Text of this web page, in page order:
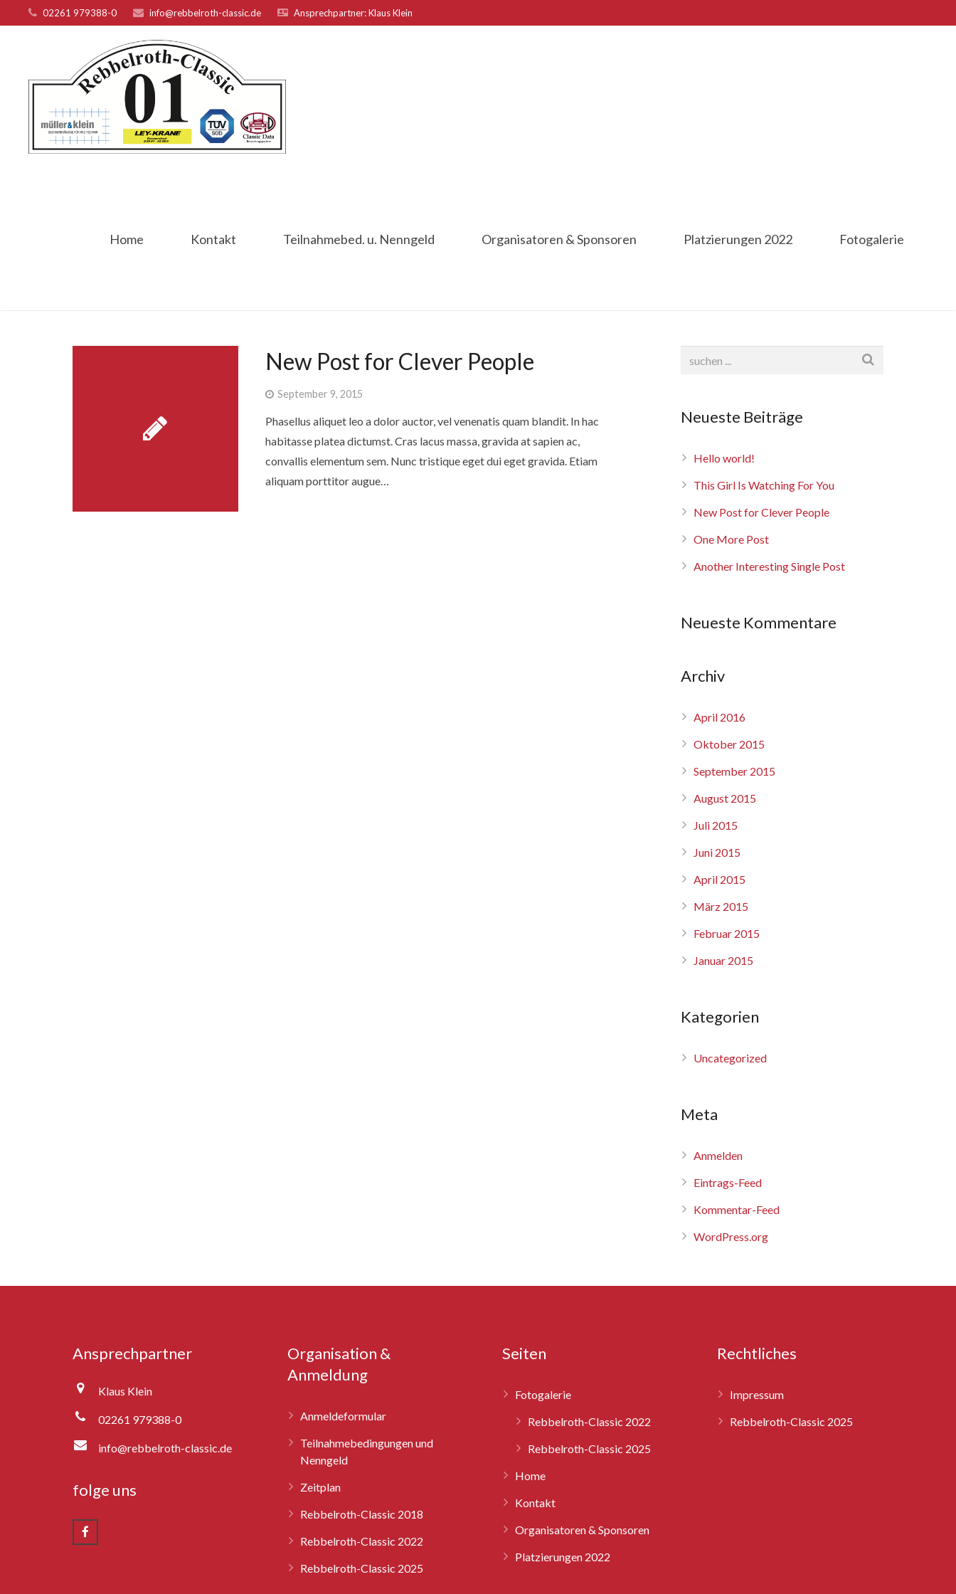
02261 979388-0 info@rebbelroth-classic.de Ansprechpartner: Klaus Klein
Home Kontakt Teilnahmebed. u. Nenngeld Organisatoren & Sponsoren Platzierungen 2022 Fotogalerie
New Post for Clever People
September 9, 2015
Phasellus aliquet leo a dolor auctor, vel venenatis quam blandit. In hac
habitasse platea dictumst. Cras lacus massa, gravida at sapien ac,
convallis elementum sem. Nunc tristique eget dui eget gravida. Etiam
aliquam porttitor augue…
Neueste Beiträge
Hello world!
This Girl Is Watching For You
New Post for Clever People
One More Post
Another Interesting Single Post
Neueste Kommentare
Archiv
April 2016
Oktober 2015
September 2015
August 2015
Juli 2015
Juni 2015
April 2015
März 2015
Februar 2015
Januar 2015
Kategorien
Uncategorized
Meta
Anmelden
Eintrags-Feed
Kommentar-Feed
WordPress.org
Ansprechpartner
Klaus Klein
02261 979388-0
info@rebbelroth-classic.de
folge uns
Organisation &
Anmeldung
Anmeldeformular
Teilnahmebedingungen und
Nenngeld
Zeitplan
Rebbelroth-Classic 2018
Rebbelroth-Classic 2022
Rebbelroth-Classic 2025
Seiten
Fotogalerie
Rebbelroth-Classic 2022
Rebbelroth-Classic 2025
Home
Kontakt
Organisatoren & Sponsoren
Platzierungen 2022
Rechtliches
Impressum
Rebbelroth-Classic 2025